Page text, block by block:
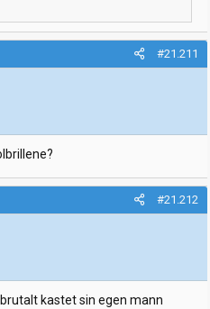
#21.211
#21.212
kastet sin egen mann